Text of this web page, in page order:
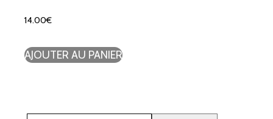
14.00€
AJOUTER AU PANIER